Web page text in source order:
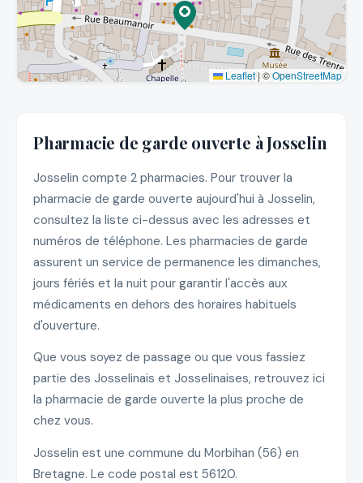
Leaflet|©OpenStreetMap
Pharmacie de garde ouverte à Josselin
Josselin compte 2 pharmacies. Pour trouver la
pharmacie de garde ouverte aujourd'hui à Josselin,
consultez la liste ci-dessus avec les adresses et
numéros de téléphone. Les pharmacies de garde
assurent un service de permanence les dimanches,
jours fériés et la nuit pour garantir l'accès aux
médicaments en dehors des horaires habituels
d'ouverture.
Que vous soyez de passage ou que vous fassiez
partie des Josselinais et Josselinaises, retrouvez ici
la pharmacie de garde ouverte la plus proche de
chez vous.
Josselin est une commune du Morbihan (56) en
Bretagne. Le code postal est 56120.